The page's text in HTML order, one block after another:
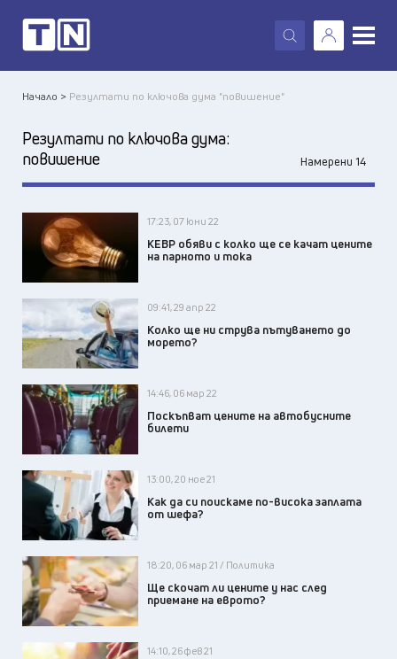
X
Начало > Резултати по ключова дума "повишение"
Резултати по ключова дума:
повишение
Намерени 14
17:23, 07 юни 22
КЕВР обяви с колко ще се качат цените
на парното и тока
09:41, 29 апр 22
Колко ще ни струва пътуването до
морето?
14:46, 06 мар 22
Поскъпват цените на автобусните
билети
13:00, 20 ное 21
Как да си поискаме по-висока заплата
от шефа?
18:20, 06 мар 21 / Политика
Ще скочат ли цените у нас след
приемане на еврото?
14:10, 26 фев 21